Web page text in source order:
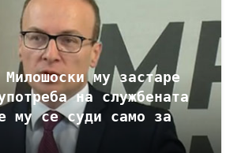
му застаре
на службената
му се суди само за